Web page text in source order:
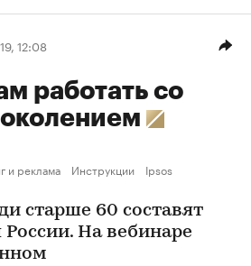
12:08
работать со
и реклама Инструкции Ipsos
старше 60 составят
России. На вебинаре